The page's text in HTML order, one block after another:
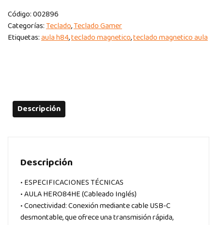
HERO84HE
75%
RGB
MAGNETIC/MAGENITICO
SWITCH
ENGLISH
Código:002896
Categorías:Teclado,Teclado Gamer
Etiquetas:aula h84,teclado magnetico,teclado magnetico aula
Descripción
Descripción
• ESPECIFICACIONES TÉCNICAS
• AULA HERO84HE (Cableado Inglés)
• Conectividad: Conexión mediante cable USB-C
desmontable, que ofrece una transmisión rápida,